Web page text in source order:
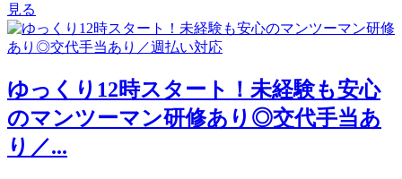
見る
ゆっくり12時スタート！未経験も安心
のマンツーマン研修あり◎交代手当あ
り／...